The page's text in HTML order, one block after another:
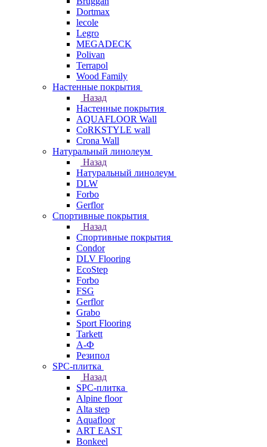
Dortmax
lecole
Legro
MEGADECK
Polivan
Terrapol
Wood Family
Настенные покрытия
Назад
Настенные покрытия
AQUAFLOOR Wall
CoRKSTYLE wall
Crona Wall
Натуральный линолеум
Назад
Натуральный линолеум
DLW
Forbo
Gerflor
Спортивные покрытия
Назад
Спортивные покрытия
Condor
DLV Flooring
EcoStep
Forbo
FSG
Gerflor
Grabo
Sport Flooring
Tarkett
А-Ф
Резипол
SPC-плитка
Назад
SPC-плитка
Alpine floor
Alta step
Aquafloor
ART EAST
Bonkeel